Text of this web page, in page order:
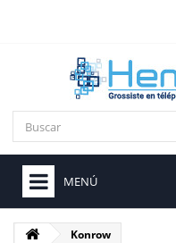
MENÚ
Konrow